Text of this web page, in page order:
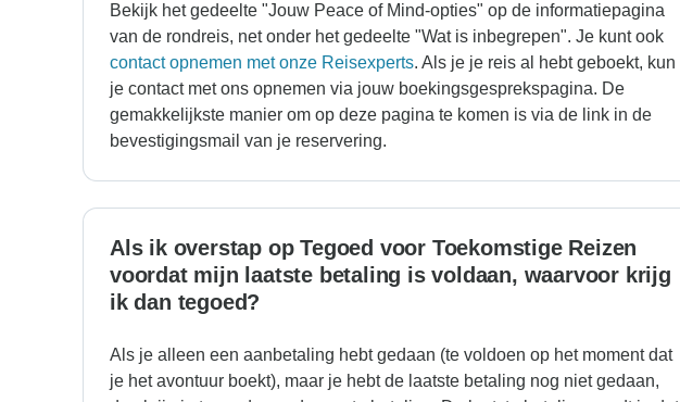
Bekijk het gedeelte "Jouw Peace of Mind-opties" op de informatiepagina
van de rondreis, net onder het gedeelte "Wat is inbegrepen". Je kunt ook
contact opnemen met onze Reisexperts. Als je je reis al hebt geboekt, kun
je contact met ons opnemen via jouw boekingsgesprekspagina. De
gemakkelijkste manier om op deze pagina te komen is via de link in de
bevestigingsmail van je reservering.
Als ik overstap op Tegoed voor Toekomstige Reizen
voordat mijn laatste betaling is voldaan, waarvoor krijg
ik dan tegoed?
Als je alleen een aanbetaling hebt gedaan (te voldoen op het moment dat
je het avontuur boekt), maar je hebt de laatste betaling nog niet gedaan,